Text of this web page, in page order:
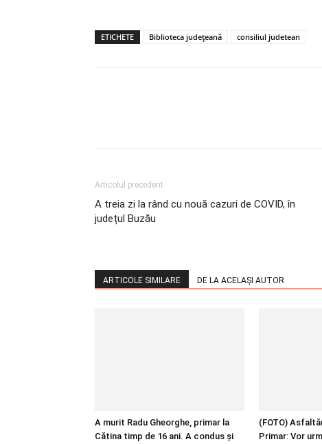
ETICHETE Biblioteca judeţeană consiliul judetean
Articolul precedent
A treia zi la rând cu nouă cazuri de COVID, în
județul Buzău
ARTICOLE SIMILARE DE LA ACELAȘI AUTOR
A murit Radu Gheorghe, primar la
Cătina timp de 16 ani. A condus și
(FOTO)
Primar: Vor